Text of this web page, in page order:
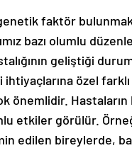
faktör
bazı olumlu
geliştiği
özel
önemlidir.
etkiler görülür.
edilen bireylerde,